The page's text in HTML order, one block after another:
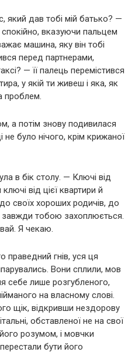
який дав тобі мій батько? —
вказуючи пальцем
машина, яку він тобі
перед партнерами,
— її палець перемістився
у якій ти живеш і яка, як
проблем.
а потім знову подивилася
не було нічого, крім крижаної
в бік столу. — Ключі від
від цієї квартири й
своїх хороших родичів, до
завжди тобою захоплюється.
Я чекаю.
праведний гнів, уся ця
Вони сплили, мов
себе лише розгубленого,
на власному слові.
щік, відкривши нездорову
обставленої не на свої
його розумом, і мовчки
бути його